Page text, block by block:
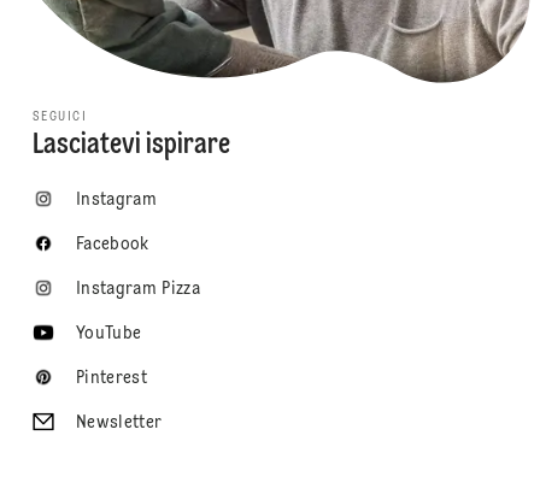
SEGUICI
Lasciatevi ispirare
Instagram
Facebook
Instagram Pizza
YouTube
Pinterest
Newsletter